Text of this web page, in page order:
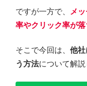
ですが一方で、
メ
率やクリック率が落
そこで今回は、 他社
う方法について解説